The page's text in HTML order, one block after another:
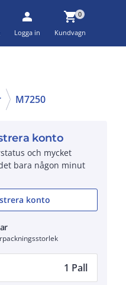
person
Logga in
shopping_cart0
Kundvagn
M7250
konto
och mycket
bara någon minut
konto
1 Pall